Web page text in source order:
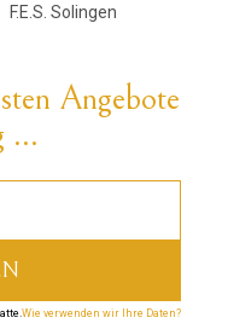
F.E.S. Solingen
Angebote
...
Wie verwenden wir Ihre Daten?